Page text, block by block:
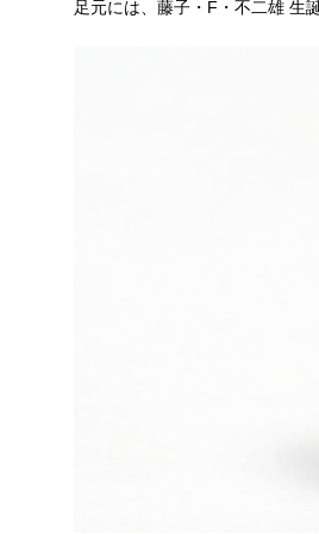
足元には、藤子・F・不二雄 生